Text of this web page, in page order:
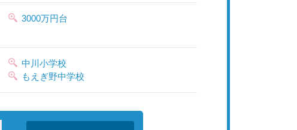
3000万円台
中川小学校
もえぎ野中学校